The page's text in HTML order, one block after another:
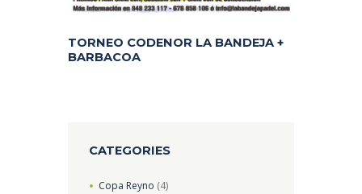
TORNEO CODENOR LA BANDEJA +
BARBACOA
CATEGORIES
Copa Reyno (4)